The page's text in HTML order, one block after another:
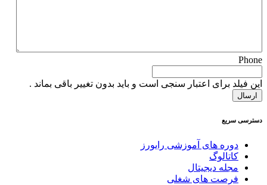
Phone
این فیلد برای اعتبار سنجی است و باید بدون تغییر باقی بماند .
دسترسی سریع
دوره های آموزشی رایورز
کاتالوگ
مجله دیجیتال
فرصت های شغلی